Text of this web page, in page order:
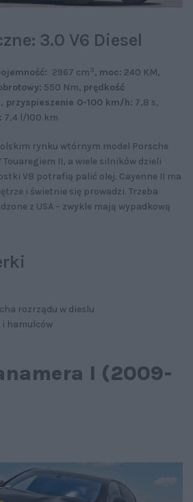
3.0 V6 Diesel
2967 cm3, moc: 240 KM,
550 Nm, prędkość
przyspieszenie 0-100 km/h: 7,8 s,
7,4 l/100 km
rynku wtórnym model Porsche
II, a wiele silników dzieli
V8 potrafią palić olej. Cayenne II ma
i świetnie się prowadzi. Trzeba
z USA – zwykle mają wypadkową
rozrządu w dieslu
i hamulców
I (2009-